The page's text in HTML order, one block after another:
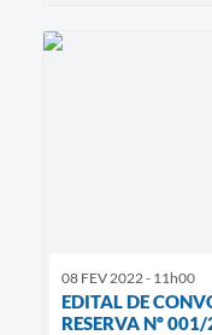
08 FEV 2022 - 11h00
EDITAL DE
RESERVA Nº